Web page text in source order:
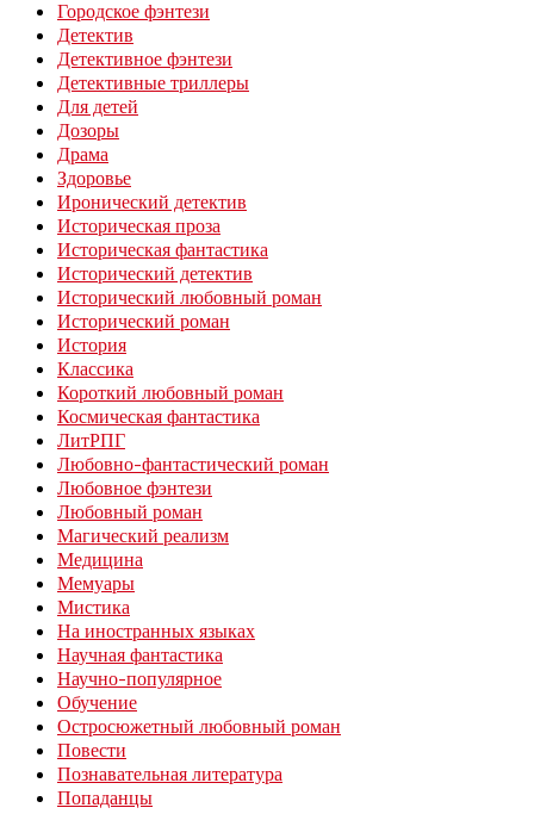
Городское фэнтези
Детектив
Детективное фэнтези
Детективные триллеры
Для детей
Дозоры
Драма
Здоровье
Иронический детектив
Историческая проза
Историческая фантастика
Исторический детектив
Исторический любовный роман
Исторический роман
История
Классика
Короткий любовный роман
Космическая фантастика
ЛитРПГ
Любовно-фантастический роман
Любовное фэнтези
Любовный роман
Магический реализм
Медицина
Мемуары
Мистика
На иностранных языках
Научная фантастика
Научно-популярное
Обучение
Остросюжетный любовный роман
Повести
Познавательная литература
Попаданцы